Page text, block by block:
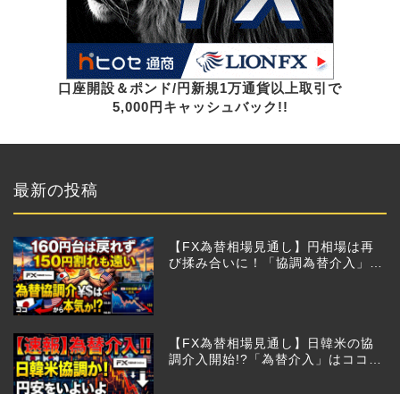
口座開設＆ポンド/円新規1万通貨以上取引で
5,000円キャッシュバック!!
最新の投稿
【FX為替相場見通し】円相場は再
び揉み合いに！「協調為替介入」再
【FX為替相場見通し】日韓米の協
調介入開始!?「為替介入」はココか